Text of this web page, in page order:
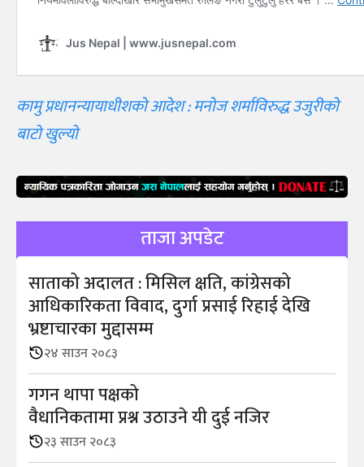
कामु प्रधानन्यायाधीशको आदेश : मनोज शर्माविरुद्ध उजुरीको
बाटो खुल्यो
ताजा अपडेट
साताको अदालत : मिसिल क्षति, कांग्रेसको
आधिकारिकता विवाद, दुर्गा प्रसाई रिहाई देखि
भ्रष्टाचारका मुद्दासम्म
२४ साउन २०८३
गगन थापा पक्षको
वैधानिकतामा प्रश्न उठाउने यी दुई नजिर
२३ साउन २०८३